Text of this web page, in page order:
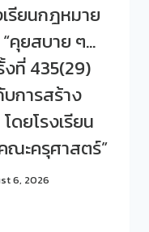
รียนกฎหมาย
คุยสบาย ๆ…
งที่ 435(29)
บการสร้าง
ยโรงเรียน
ณะครุศาสตร์”
6, 2026